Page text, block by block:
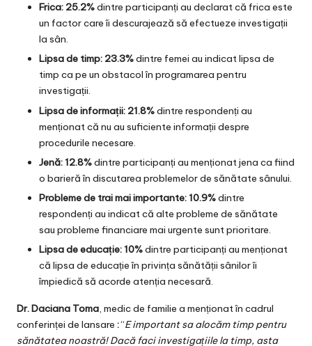
Frica: 25.2%dintre participanți au declarat că frica este
un factor care îi descurajează să efectueze investigații
la sân.
Lipsa de timp: 23.3%dintre femei au indicat lipsa de
timp ca pe un obstacol în programarea pentru
investigații.
Lipsa de informații: 21.8%dintre respondenți au
menționat că nu au suficiente informații despre
procedurile necesare.
Jenă: 12.8%dintre participanți au menționat jena ca fiind
o barieră în discutarea problemelor de sănătate sânului.
Probleme de trai mai importante: 10.9%dintre
respondenți au indicat că alte probleme de sănătate
sau probleme financiare mai urgente sunt prioritare.
Lipsa de educație: 10%dintre participanți au menționat
că lipsa de educație în privința sănătății sânilor îi
împiedică să acorde atenția necesară.
Dr. Daciana Toma, medic de familie a menționat în cadrul
conferinței de lansare :“E important sa alocăm timp pentru
sănătatea noastră! Dacă faci investigațiile la timp, asta